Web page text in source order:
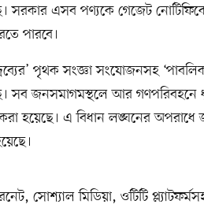
সরকার এসব পণ্যকে গেজেট
পারবে।
পৃথক সংজ্ঞা সংযোজনসহ
সব জনসমাগমস্থলে আর গণপরিবহনে
করা হয়েছে। এ বিধান লঙ্ঘনের
সোশ্যাল মিডিয়া, ওটিটি